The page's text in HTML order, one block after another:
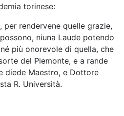
torinese:
rendervene quelle grazie,
niuna Laude potendo
più onorevole di quella, che
del Piemonte, e a rande
diede Maestro, e Dottore
R. Università.